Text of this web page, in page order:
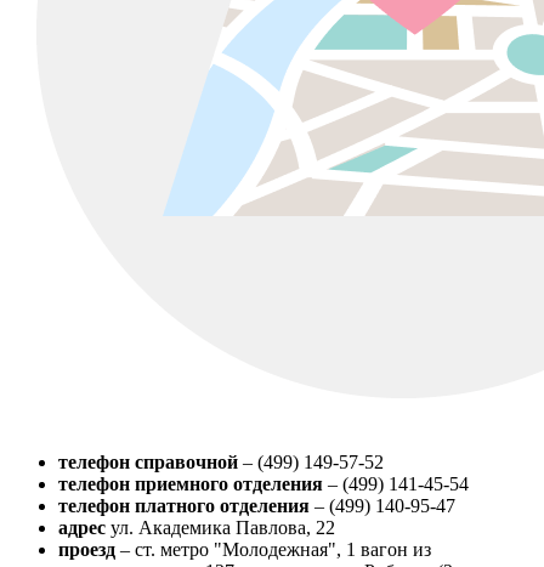
телефон справочной – (499) 149-57-52
телефон приемного отделения – (499) 141-45-54
телефон платного отделения – (499) 140-95-47
адрес ул. Академика Павлова, 22
проезд – ст. метро "Молодежная", 1 вагон из